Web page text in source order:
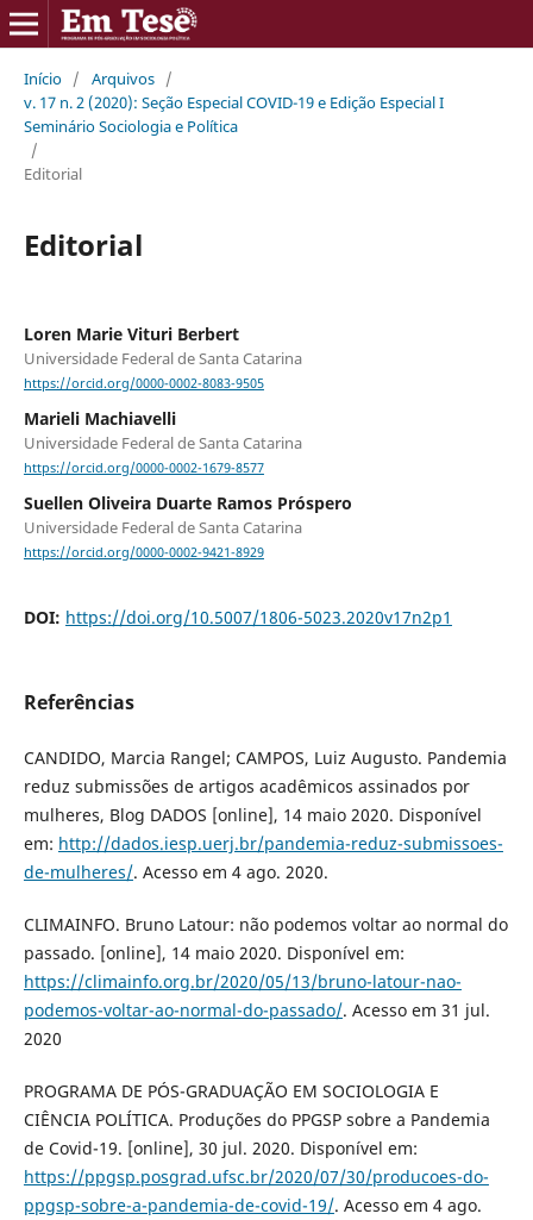
Início / Arquivos /
v. 17 n. 2 (2020): Seção Especial COVID-19 e Edição Especial I
Seminário Sociologia e Política
/
Editorial
Editorial
Loren Marie Vituri Berbert
Universidade Federal de Santa Catarina
https://orcid.org/0000-0002-8083-9505
Marieli Machiavelli
Universidade Federal de Santa Catarina
https://orcid.org/0000-0002-1679-8577
Suellen Oliveira Duarte Ramos Próspero
Universidade Federal de Santa Catarina
https://orcid.org/0000-0002-9421-8929
DOI: https://doi.org/10.5007/1806-5023.2020v17n2p1
Referências
CANDIDO, Marcia Rangel; CAMPOS, Luiz Augusto. Pandemia
reduz submissões de artigos acadêmicos assinados por
mulheres, Blog DADOS [online], 14 maio 2020. Disponível
em: http://dados.iesp.uerj.br/pandemia-reduz-submissoes-
de-mulheres/. Acesso em 4 ago. 2020.
CLIMAINFO. Bruno Latour: não podemos voltar ao normal do
passado. [online], 14 maio 2020. Disponível em:
https://climainfo.org.br/2020/05/13/bruno-latour-nao-
podemos-voltar-ao-normal-do-passado/. Acesso em 31 jul.
2020
PROGRAMA DE PÓS-GRADUAÇÃO EM SOCIOLOGIA E
CIÊNCIA POLÍTICA. Produções do PPGSP sobre a Pandemia
de Covid-19. [online], 30 jul. 2020. Disponível em:
https://ppgsp.posgrad.ufsc.br/2020/07/30/producoes-do-
ppgsp-sobre-a-pandemia-de-covid-19/. Acesso em 4 ago.